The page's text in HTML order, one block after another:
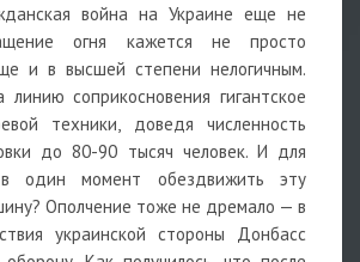
война на Украине еще не
огня кажется не просто
и в высшей степени нелогичным.
линию соприкосновения гигантское
техники, доведя численность
до 80-90 тысяч человек. И для
один момент обездвижить эту
Ополчение тоже не дремало — в
украинской стороны Донбасс